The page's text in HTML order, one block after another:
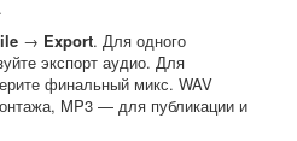
→ Export. Для одного
экспорт аудио. Для
финальный микс. WAV
MP3 — для публикации и